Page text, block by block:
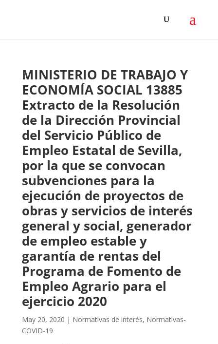
MINISTERIO DE TRABAJO Y
ECONOMÍA SOCIAL 13885
Extracto de la Resolución
de la Dirección Provincial
del Servicio Público de
Empleo Estatal de Sevilla,
por la que se convocan
subvenciones para la
ejecución de proyectos de
obras y servicios de interés
general y social, generador
de empleo estable y
garantía de rentas del
Programa de Fomento de
Empleo Agrario para el
ejercicio 2020
May 20, 2020 | Normativas de interés, Normativas-
COVID-19